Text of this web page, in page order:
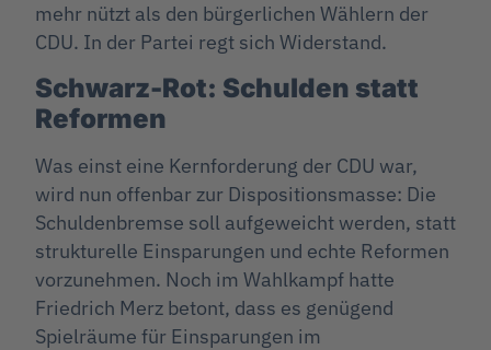
mehr nützt als den bürgerlichen Wählern der
CDU. In der Partei regt sich Widerstand.
Schwarz-Rot: Schulden statt
Reformen
Was einst eine Kernforderung der CDU war,
wird nun offenbar zur Dispositionsmasse: Die
Schuldenbremse soll aufgeweicht werden, statt
strukturelle Einsparungen und echte Reformen
vorzunehmen. Noch im Wahlkampf hatte
Friedrich Merz betont, dass es genügend
Spielräume für Einsparungen im